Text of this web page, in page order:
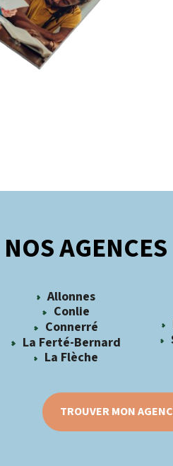
NOS
Allonnes
Conlie
Connerré
La Ferté-Bernard
La Flèche
TROUVER MON